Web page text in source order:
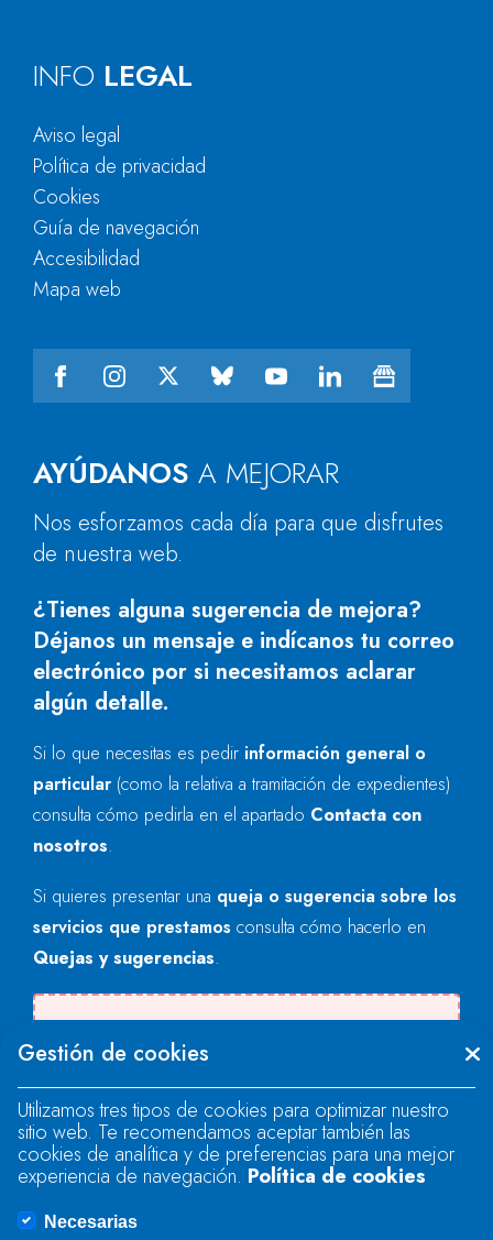
AYÚDANOS A MEJORAR
Nos esforzamos cada día para que disfrutes
de nuestra web.
¿Tienes alguna sugerencia de mejora?
Déjanos un mensaje e indícanos tu correo
electrónico por si necesitamos aclarar
algún detalle.
Si lo que necesitas es pedir información general o
particular (como la relativa a tramitación de expedientes)
consulta cómo pedirla en el apartado Contacta con
nosotros.
Si quieres presentar una queja o sugerencia sobre los
servicios que prestamos consulta cómo hacerlo en
Quejas y sugerencias.
"text".
Se produjo un error al cargar el campo
"text".
INFO LEGAL
Aviso legal
Política de privacidad
Cookies
Guía de navegación
Accesibilidad
Mapa web
Gestión de cookies
Utilizamos tres tipos de cookies para optimizar nuestro
sitio web. Te recomendamos aceptar también las
cookies de analítica y de preferencias para una mejor
experiencia de navegación. Política de cookies
Necesarias